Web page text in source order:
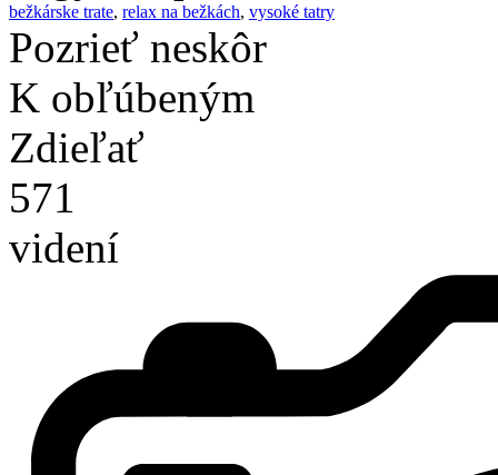
bežkárske trate, relax na bežkách, vysoké tatry
Pozrieť neskôr
K obľúbeným
Zdieľať
571
videní